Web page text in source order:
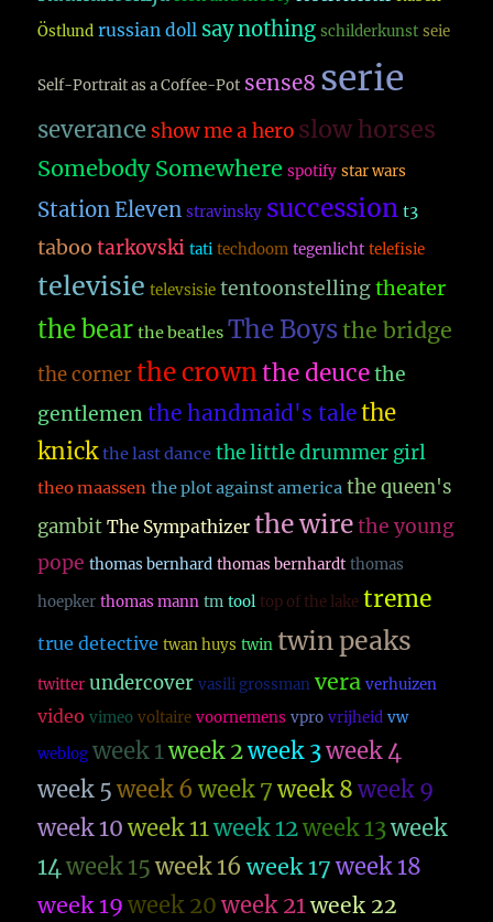
Östlund russian doll say nothing schilderkunst seie
Self-Portrait as a Coffee-Pot sense8 serie
severance show me a hero slow horses
Somebody Somewhere spotify star wars
Station Eleven stravinsky succession t3
taboo tarkovski tati techdoom tegenlicht telefisie
televisie televsisie tentoonstelling theater
the bear the beatles The Boysthe bridge
the corner the crownthe deuce the
gentlemen the handmaid's talethe
knick the last dance the little drummer girl
theo maassen the plot against america the queen's
gambit The Sympathizer the wire the young
pope thomas bernhard thomas bernhardt thomas
hoepker thomas mann tm tool top of the lake treme
true detective twan huys twin twin peaks
twitter undercover vasili grossman vera verhuizen
video vimeo voltaire voornemens vpro vrijheid vw
weblog week 1week 2week 3week 4
week 5 week 6 week 7 week 8 week 9
week 10 week 11week 12week 13week
14week 15 week 16 week 17 week 18
week 19 week 20 week 21week 22